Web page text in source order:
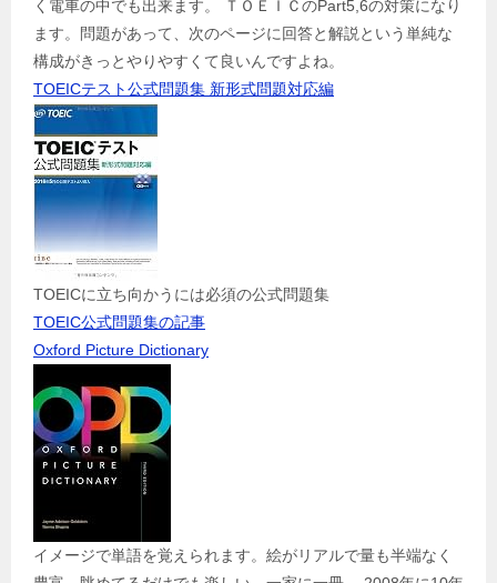
く電車の中でも出来ます。 ＴＯＥＩＣのPart5,6の対策になり
ます。問題があって、次のページに回答と解説という単純な
構成がきっとやりやすくて良いんですよね。
TOEICテスト公式問題集 新形式問題対応編
TOEICに立ち向かうには必須の公式問題集
TOEIC公式問題集の記事
Oxford Picture Dictionary
イメージで単語を覚えられます。絵がリアルで量も半端なく